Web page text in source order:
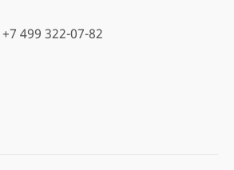
+7 499 322-07-82